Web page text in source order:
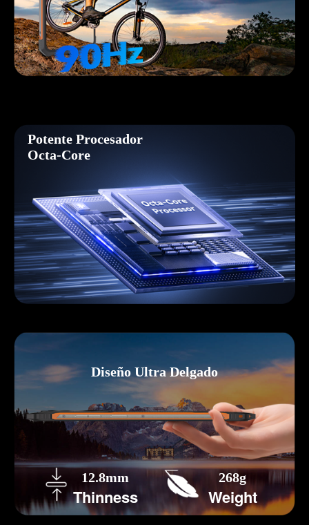
Potente Procesador
Octa-Core
Diseño Ultra Delgado
12.8mm
Thinness
268g
Weight